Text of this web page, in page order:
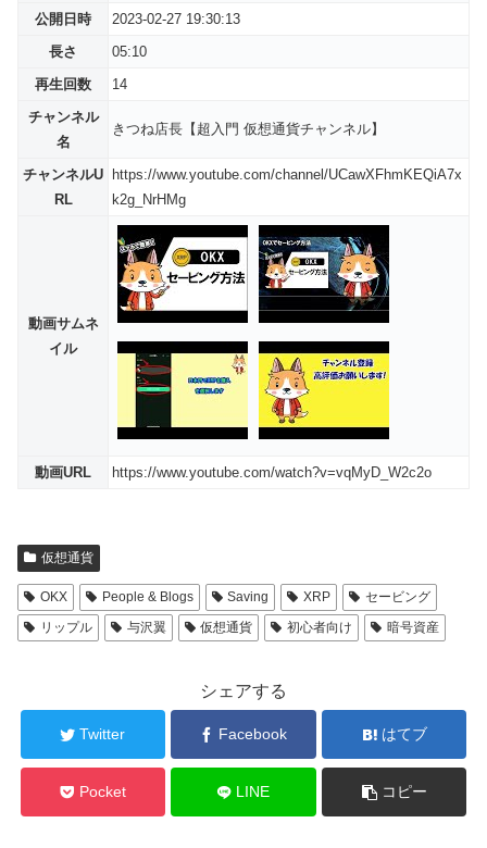
公開日時
2023-02-27 19:30:13
長さ
05:10
再生回数
14
チャンネル
名
きつね店長【超入門 仮想通貨チャンネル】
チャンネルU
RL
https://www.youtube.com/channel/UCawXFhmKEQiA7x
k2g_NrHMg
動画サムネ
イル
動画URL https://www.youtube.com/watch?v=vqMyD_W2c2o
仮想通貨
OKX People & Blogs Saving XRP
セービング
リップル
与沢翼 仮想通貨 初心者向け 暗号資産
シェアする
Twitter Facebook はてブ
Pocket LINE コピー